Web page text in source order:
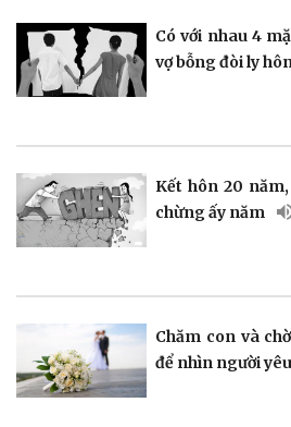
Thể thao
Bóng đá
Lịch thi đấu bóng đá
Hậu trường
Ô
Ô
Có với nhau 4
vợ bỗng đòi ly
Kết hôn 20
chừng ấy năm
Chăm con và
để nhìn người